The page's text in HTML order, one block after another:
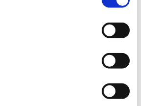
og udlevering af udenlandske
med at reducere brugen